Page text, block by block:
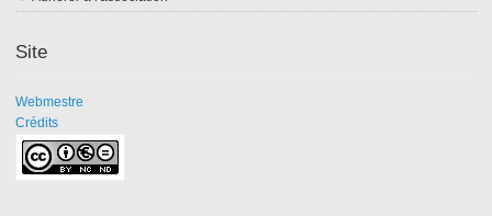
Site
Webmestre
Crédits